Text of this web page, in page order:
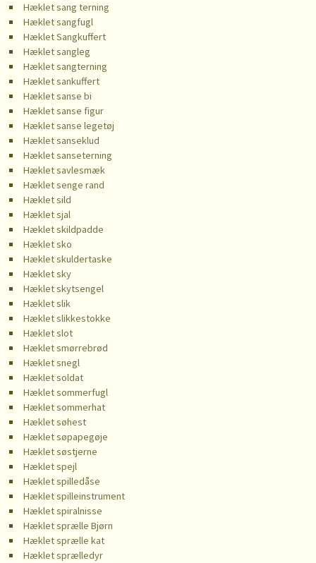
Hæklet sang terning
Hæklet sangfugl
Hæklet Sangkuffert
Hæklet sangleg
Hæklet sangterning
Hæklet sankuffert
Hæklet sanse bi
Hæklet sanse figur
Hæklet sanse legetøj
Hæklet sanseklud
Hæklet sanseterning
Hæklet savlesmæk
Hæklet senge rand
Hæklet sild
Hæklet sjal
Hæklet skildpadde
Hæklet sko
Hæklet skuldertaske
Hæklet sky
Hæklet skytsengel
Hæklet slik
Hæklet slikkestokke
Hæklet slot
Hæklet smørrebrød
Hæklet snegl
Hæklet soldat
Hæklet sommerfugl
Hæklet sommerhat
Hæklet søhest
Hæklet søpapegøje
Hæklet søstjerne
Hæklet spejl
Hæklet spilledåse
Hæklet spilleinstrument
Hæklet spiralnisse
Hæklet sprælle Bjørn
Hæklet sprælle kat
Hæklet sprælledyr